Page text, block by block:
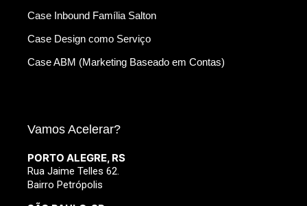
Case Inbound Família Salton
Case Design como Serviço
Case ABM (Marketing Baseado em Contas)
Vamos Acelerar?
PORTO ALEGRE, RS
Rua Jaime Telles 62.
Bairro Petrópolis